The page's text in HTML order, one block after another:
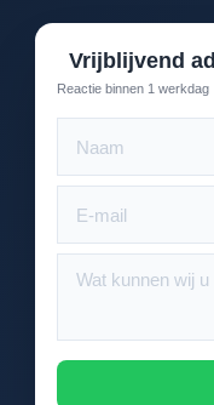
Vrijblijvend
Reactie binnen 1 werkdag